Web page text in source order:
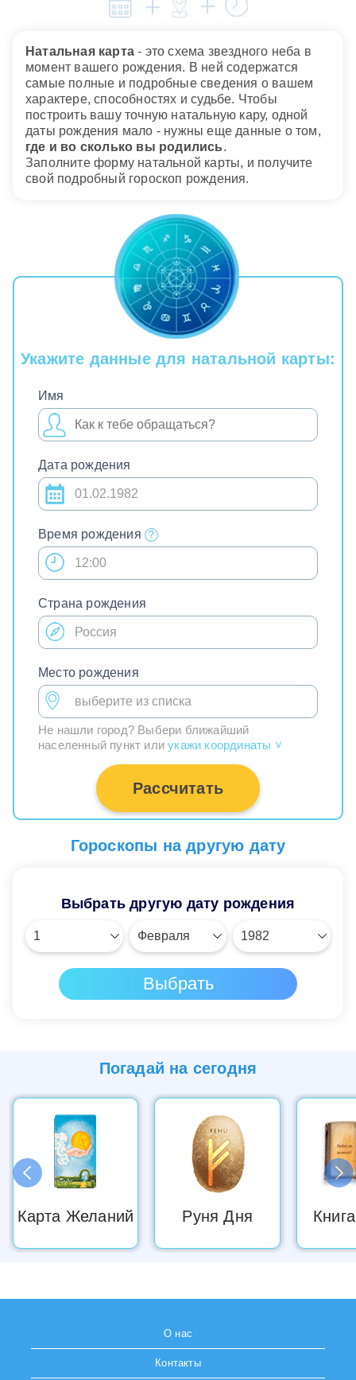
Натальная карта - это схема звездного неба в
момент вашего рождения. В ней содержатся
самые полные и подробные сведения о вашем
характере, способностях и судьбе. Чтобы
построить вашу точную натальную кару, одной
даты рождения мало - нужны еще данные о том,
где и во сколько вы родились.
Заполните форму натальной карты, и получите
свой подробный гороскоп рождения.
Укажите данные для натальной карты:
Имя
Дата рождения
Время рождения
Страна рождения
Место рождения
Не нашли город? Выбери ближайший
населенный пункт илиукажи координаты >
Рассчитать
Гороскопы на другую дату
Выбрать другую дату рождения
Погадай на сегодня
Карта Желаний Руня Дня
О нас
Контакты